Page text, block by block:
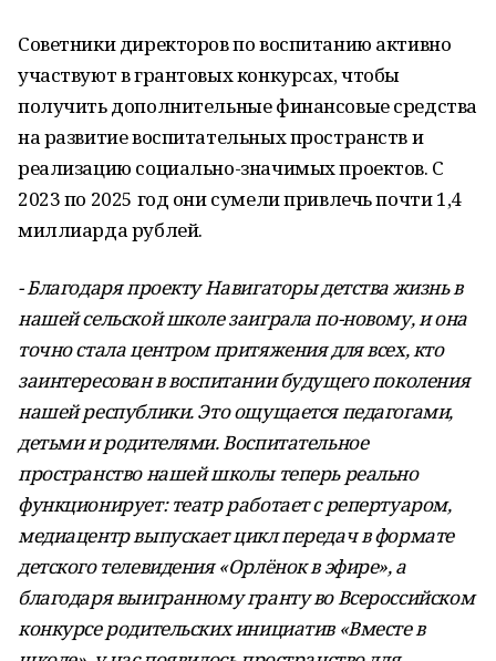
Советники директоров по воспитанию активно
участвуют в грантовых конкурсах, чтобы
получить дополнительные финансовые средства
на развитие воспитательных пространств и
реализацию социально-значимых проектов. С
2023 по 2025 год они сумели привлечь почти 1,4
миллиарда рублей.
- Благодаря проекту Навигаторы детства жизнь в
нашей сельской школе заиграла по-новому, и она
точно стала центром притяжения для всех, кто
заинтересован в воспитании будущего поколения
нашей республики. Это ощущается педагогами,
детьми и родителями. Воспитательное
пространство нашей школы теперь реально
функционирует: театр работает с репертуаром,
медиацентр выпускает цикл передач в формате
детского телевидения «Орлёнок в эфире», а
благодаря выигранному гранту во Всероссийском
конкурсе родительских инициатив «Вместе в